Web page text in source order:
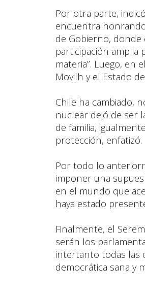
Por otra parte,
encuentra
de Gobierno, donde
participación
materia”. Luego, en
Movilh y el Estado
Chile ha cambiado,
nuclear dejó de ser
de familia,
protección, enfatizó.
Por todo lo
imponer una
en el mundo que
haya estado
Finalmente, el
serán los
intertanto todas las
democrática sana y